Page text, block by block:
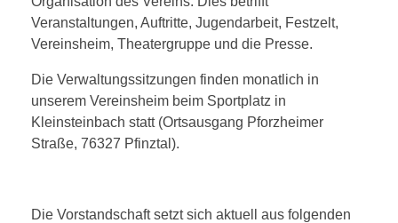
DOWNLOAD
WERBUNG VON FIRMEN
Veranstaltungen, Auftritte, Jugendarbeit, Festzelt,
Vereinsheim, Theatergruppe und die Presse.
Die Verwaltungssitzungen finden monatlich in
unserem Vereinsheim beim Sportplatz in
Kleinsteinbach statt (Ortsausgang Pforzheimer
Straße, 76327 Pfinztal).
Die Vorstandschaft setzt sich aktuell aus folgenden